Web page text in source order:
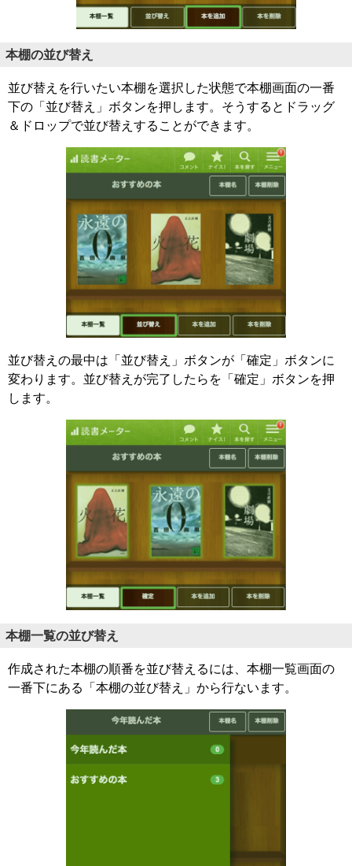
本棚の並び替え
並び替えを行いたい本棚を選択した状態で本棚画面の一番
下の「並び替え」ボタンを押します。そうするとドラッグ
＆ドロップで並び替えすることができます。
並び替えの最中は「並び替え」ボタンが「確定」ボタンに
変わります。並び替えが完了したらを「確定」ボタンを押
します。
本棚一覧の並び替え
作成された本棚の順番を並び替えるには、本棚一覧画面の
一番下にある「本棚の並び替え」から行ないます。